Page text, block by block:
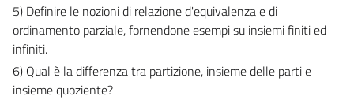
5) Definire le nozioni di relazione d'equivalenza e di
ordinamento parziale, fornendone esempi su insiemi finiti ed
infiniti.
6) Qual è la differenza tra partizione, insieme delle parti e
insieme quoziente?